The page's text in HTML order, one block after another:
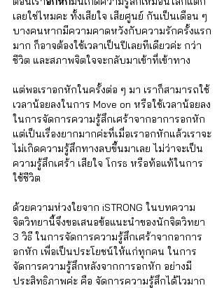
เลยใช่ไหมคะ ทั้งเสียใจ เสียศูนย์ กันเป็นเดือน ๆ
บางคนหากมีความคาดหวังกับความรักครั้งแรก
มาก ก็อาจต้องใช้เวลาเป็นปีเลยทีเดียวค่ะ กว่า
ชีวิต และสภาพจิตใจจะกลับมาเข้าที่เข้าทาง
แต่พอเราอกหักในครั้งต่อ ๆ มา เราก็สามารถใช้
เวลาน้อยลงในการ Move on หรือใช้เวลาน้อยลง
ในการจัดการความรู้สึกเศร้าจากอาการอกหัก
แต่เป็นเรื่องยากมากค่ะที่เมื่อเราอกหักแล้วเราจะ
ไม่เกิดความรู้สึกทางลบขึ้นมาเลย ไม่ว่าจะเป็น
ความรู้สึกเศร้า เสียใจ โกรธ หรือท้อแท้ในการ
ใช้ชีวิต
ด้วยความห่วงใยจาก iSTRONG ในบทความ
จิตวิทยานี้จึงขอเสนอข้อแนะนำของนักจิตวิทยา
3 วิธี ในการจัดการความรู้สึกเศร้าจากอาการ
อกหัก เพื่อเป็นประโยชน์ให้แก่ทุกคน ในการ
จัดการความรู้สึกหลังจากการอกหัก อย่างมี
ประสิทธิภาพค่ะ คือ จัดการความรู้สึกได้ไวมาก